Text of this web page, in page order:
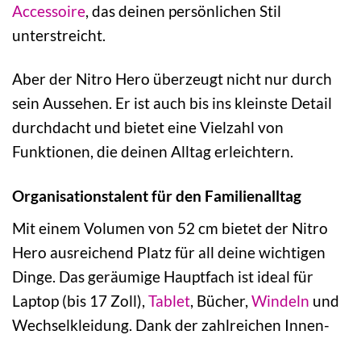
Accessoire , das deinen persönlichen Stil
unterstreicht.
Aber der Nitro Hero überzeugt nicht nur durch
sein Aussehen. Er ist auch bis ins kleinste Detail
durchdacht und bietet eine Vielzahl von
Funktionen, die deinen Alltag erleichtern.
Organisationstalent für den Familienalltag
Mit einem Volumen von 52 cm bietet der Nitro
Hero ausreichend Platz für all deine wichtigen
Dinge. Das geräumige Hauptfach ist ideal für
Laptop (bis 17 Zoll), Tablet, Bücher, Windeln und
Wechselkleidung. Dank der zahlreichen Innen-